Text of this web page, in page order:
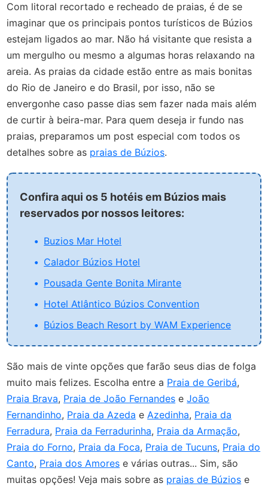
Com litoral recortado e recheado de praias, é de se
imaginar que os principais pontos turísticos de Búzios
estejam ligados ao mar. Não há visitante que resista a
um mergulho ou mesmo a algumas horas relaxando na
areia. As praias da cidade estão entre as mais bonitas
do Rio de Janeiro e do Brasil, por isso, não se
envergonhe caso passe dias sem fazer nada mais além
de curtir à beira-mar. Para quem deseja ir fundo nas
praias, preparamos um post especial com todos os
detalhes sobre as praias de Búzios.
Confira aqui os 5 hotéis em Búzios mais
reservados por nossos leitores:
Buzios Mar Hotel
Calador Búzios Hotel
Pousada Gente Bonita Mirante
Hotel Atlântico Búzios Convention
Búzios Beach Resort by WAM Experience
São mais de vinte opções que farão seus dias de folga
muito mais felizes. Escolha entre a Praia de Geribá,
Praia Brava, Praia de João Fernandes eJoão
Fernandinho, Praia da Azeda eAzedinha, Praia da
Ferradura, Praia da Ferradurinha, Praia da Armação,
Praia do Forno, Praia da Foca, Praia de Tucuns, Praia do
Canto, Praia dos Amores e várias outras... Sim, são
muitas opções! Veja mais sobre as praias de Búzios e